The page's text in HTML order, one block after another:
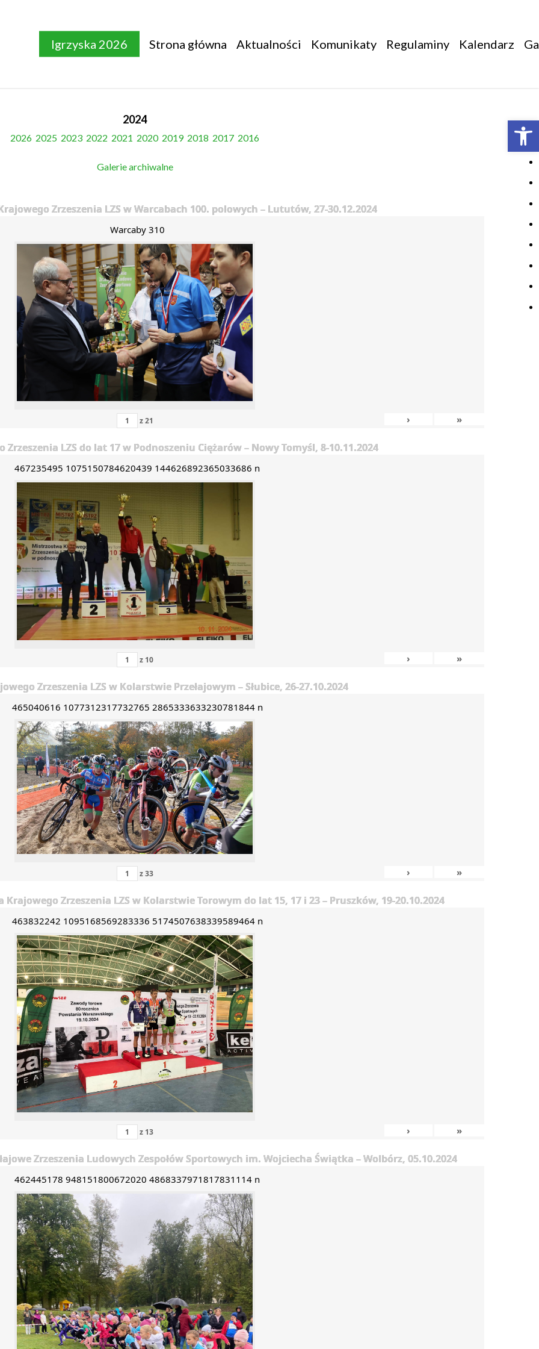
Igrzyska 2026 Strona główna Aktualności Komunikaty Regulaminy Kalendarz
2024
2026 2025 2023 2022 2021 2020 2019 2018 2017 2016
Galerie archiwalne
Zrzeszenia LZS w Warcabach 100. polowych – Lututów, 27-30.12.2024
Warcaby 310
z21 › »
LZS do lat 17 w Podnoszeniu Ciężarów – Nowy Tomyśl, 8-10.11.2024
467235495 1075150784620439 144626892365033686 n
z 10 › »
Zrzeszenia LZS w Kolarstwie Przełajowym – Słubice, 26-27.10.2024
465040616 1077312317732765 2865333633230781844 n
z33 › »
Zrzeszenia LZS w Kolarstwie Torowym do lat 15, 17 i 23 – Pruszków, 19-20.10.2024
463832242 1095168569283336 5174507638339589464 n
z 13 › »
Zrzeszenia Ludowych Zespołów Sportowych im. Wojciecha Świątka – Wolbórz, 05.10.2024
462445178 948151800672020 4868337971817831114 n